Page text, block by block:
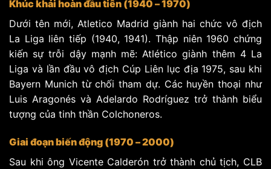
Khúc khải hoàn đầu tiên (1940 – 1970)
Dưới tên mới, Atletico Madrid giành hai chức vô địch
La Liga liên tiếp (1940, 1941). Thập niên 1960 chứng
kiến sự trỗi dậy mạnh mẽ: Atlético giành thêm 4 La
Liga và lần đầu vô địch Cúp Liên lục địa 1975, sau khi
Bayern Munich từ chối tham dự. Các huyền thoại như
Luis Aragonés và Adelardo Rodríguez trở thành biểu
tượng của tinh thần Colchoneros.
Giai đoạn biến động (1970 – 2000)
Sau khi ông Vicente Calderón trở thành chủ tịch, CLB